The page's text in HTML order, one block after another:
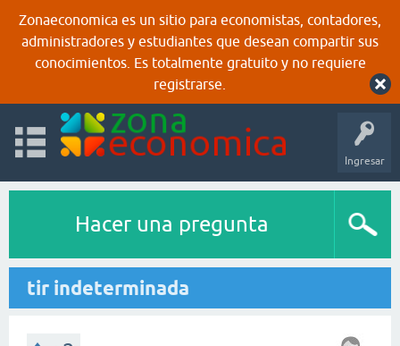
Zonaeconomica es un sitio para economistas, contadores,
administradores y estudiantes que desean compartir sus
conocimientos. Es totalmente gratuito y no requiere
registrarse.
Ingresar
Hacer una pregunta
tir indeterminada